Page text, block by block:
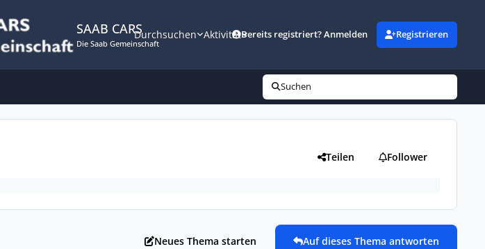
SAAB CARS
Die Saab Gemeinschaft
Durchsuchen AktivitätBereits registriert? Anmelden Registrieren
Suchen
Teilen Follower
Neues Thema starten Auf dieses Thema antworten